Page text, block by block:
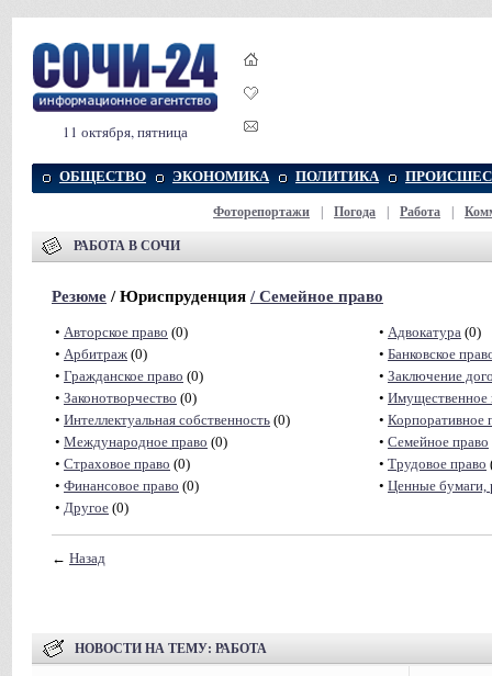
11 октября, пятница
ОБЩЕСТВО ЭКОНОМИКА ПОЛИТИКА
Фоторепортажи Погода Работа
РАБОТА В СОЧИ
Резюме / Юриспруденция /Семейное право
• Авторское право (0) • Адвокатура (0)
• Арбитраж (0) • Банковское
• Гражданское право (0) • Заключение
• Законотворчество (0) • Имущественное
• Интеллектуальная собственность (0) • Корпоративное
• Международное право (0) • Семейное право
• Страховое право (0) • Трудовое право
• Финансовое право (0) • Ценные бумаги,
• Другое (0)
← Назад
НОВОСТИ НА ТЕМУ: РАБОТА